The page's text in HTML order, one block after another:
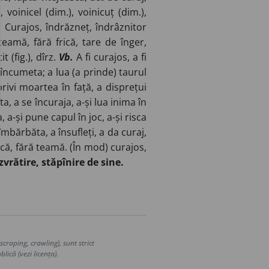
(dim.), voinicuț (dim.),
Curajos, îndrăzneț, îndrâznitor
fără frică, tare de înger,
(fig.), dîrz. Vb. A fi curajos, a fi
a lua (a prinde) taurul
moartea în față, a disprețui
a se încuraja, a-și lua inima în
a-și pune capul în joc, a-și risca
a însufleți, a da curaj,
fără teamă. (În mod) curajos,
stăpînire de sine.
crawling), sunt strict
(vezi licența).